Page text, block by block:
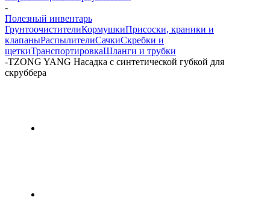
-
Полезный инвентарь
ГрунтоочистителиКормушкиПрисоски, краники и
клапаныРаспылителиСачкиСкребки и
щеткиТранспортировкаШланги и трубки
-TZONG YANG Насадка с синтетической губкой для
скруббера